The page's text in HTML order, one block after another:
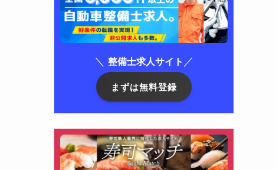
＼ 整備士求人サイト ／
まずは無料登録